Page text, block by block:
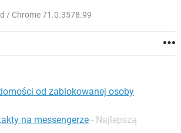
/ Chrome 71.0.3578.99
od zablokowanej osoby
na messengerze - Najlepszą